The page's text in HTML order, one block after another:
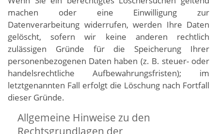
machen oder eine Einwilligung zur
Datenverarbeitung widerrufen, werden Ihre Daten
gelöscht, sofern wir keine anderen rechtlich
zulässigen Gründe für die Speicherung Ihrer
personenbezogenen Daten haben (z. B. steuer- oder
handelsrechtliche Aufbewahrungsfristen); im
letztgenannten Fall erfolgt die Löschung nach Fortfall
dieser Gründe.
Allgemeine Hinweise zu den
Rechtsgrundlagen der